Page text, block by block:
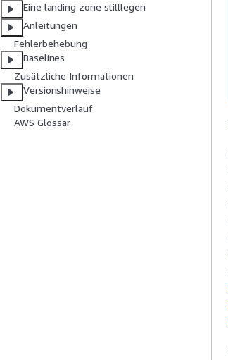
Eine landing zone stilllegen
Anleitungen
Fehlerbehebung
Baselines
Zusätzliche Informationen
Versionshinweise
Dokumentverlauf
AWS Glossar